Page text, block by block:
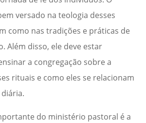
versado na teologia desses
como nas tradições e práticas de
Além disso, ele deve estar
a congregação sobre a
rituais e como eles se relacionam
do ministério pastoral é a